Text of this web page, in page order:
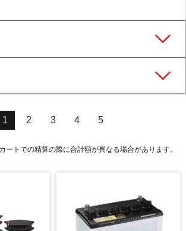
1 2 3 4 5
ートでの精算の際に合計額が異なる場合があります。